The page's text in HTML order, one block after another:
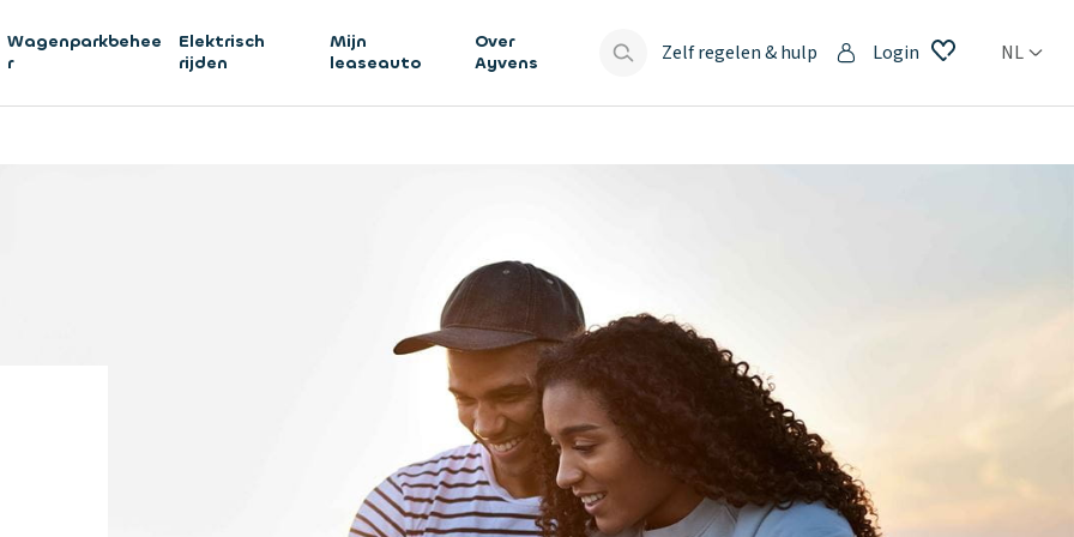
Wagenparkbehee
r
Elektrisch
rijden
Mijn
leaseauto
Over
Ayvens
Zelf regelen & hulp Login NL